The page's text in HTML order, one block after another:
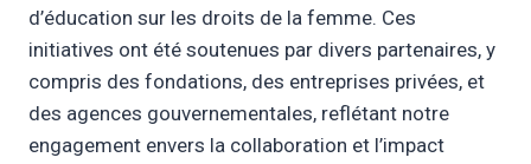
d’éducation sur les droits de la femme. Ces
initiatives ont été soutenues par divers partenaires, y
compris des fondations, des entreprises privées, et
des agences gouvernementales, reflétant notre
engagement envers la collaboration et l’impact